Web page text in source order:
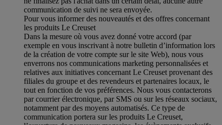
communication de suivi ne sera envoyée.
Pour vous informer des nouveautés et des offres concernant
les produits Le Creuset
Dans la mesure où vous avez donné votre accord (par
exemple en vous inscrivant à notre bulletin d’information lors
de la création de votre compte sur le site Web), nous vous
enverrons nos communications marketing personnalisées et
relatives aux initiatives concernant Le Creuset provenant des
filiales du groupe et des revendeurs et partenaires locaux, le
tout en fonction de vos préférences. Nous vous contacterons
par courrier électronique, par SMS ou sur les réseaux sociaux,
notamment par des moyens automatisés. Ce type de
communication portera sur les produits Le Creuset,